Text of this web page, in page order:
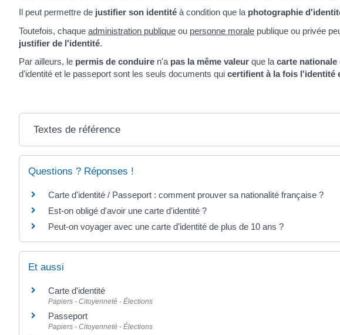
Il peut permettre de justifier son identité à condition que la photographie
Toutefois, chaque administration publique ou personne morale publique ou privée
justifier de l'identité.
Par ailleurs, le permis de conduire n'a pas la même valeur que la carte
d'identité et le passeport sont les seuls documents qui certifient à la fois l'identité
Textes de référence
Questions ? Réponses !
Carte d'identité / Passeport : comment prouver sa nationalité française ?
Est-on obligé d'avoir une carte d'identité ?
Peut-on voyager avec une carte d'identité de plus de 10 ans ?
Et aussi
Carte d'identité
Papiers - Citoyenneté - Élections
Passeport
Papiers - Citoyenneté - Élections